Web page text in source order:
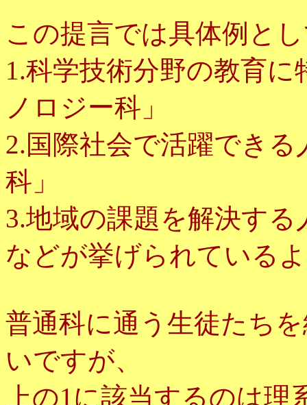
この提言では具体例と
1.科学技術分野の教育
ノロジー科」
2.国際社会で活躍でき
科」
3.地域の課題を解決す
などが挙げられている
普通科に通う生徒たち
いですが、
上の1に該当するのは